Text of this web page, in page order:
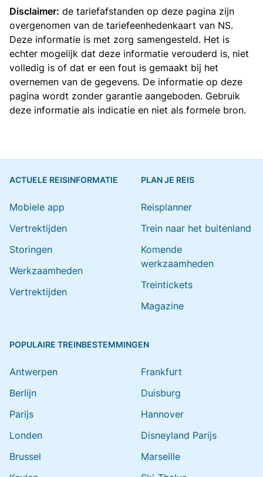
Disclaimer: de tariefafstanden op deze pagina zijn
overgenomen van de tariefeenhedenkaart van NS.
Deze informatie is met zorg samengesteld. Het is
echter mogelijk dat deze informatie verouderd is, niet
volledig is of dat er een fout is gemaakt bij het
overnemen van de gegevens. De informatie op deze
pagina wordt zonder garantie aangeboden. Gebruik
deze informatie als indicatie en niet als formele bron.
ACTUELE REISINFORMATIE
Mobiele app
Vertrektijden
Storingen
Werkzaamheden
Vertrektijden
PLAN JE REIS
Reisplanner
Trein naar het buitenland
Komende
werkzaamheden
Treintickets
Magazine
POPULAIRE TREINBESTEMMINGEN
Antwerpen
Berlijn
Parijs
Londen
Brussel
Frankfurt
Duisburg
Hannover
Disneyland Parijs
Marseille